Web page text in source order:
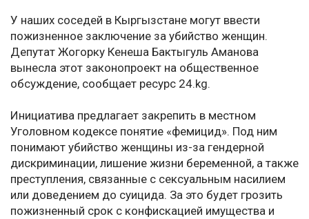
У наших соседей в Кыргызстане могут ввести
пожизненное заключение за убийство женщин.
Депутат Жогорку Кенеша Бактыгуль Аманова
вынесла этот законопроект на общественное
обсуждение, сообщает ресурс 24.kg.
Инициатива предлагает закрепить в местном
Уголовном кодексе понятие «фемицид». Под ним
понимают убийство женщины из-за гендерной
дискриминации, лишение жизни беременной, а также
преступления, связанные с сексуальным насилием
или доведением до суицида. За это будет грозить
пожизненный срок с конфискацией имущества и